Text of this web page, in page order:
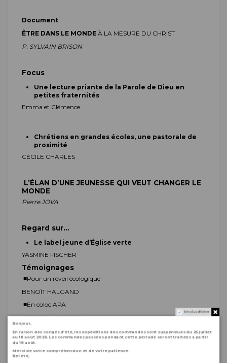
Document
ÊTRE DANS LE MONDE À LA MESURE DU CHRIST
P. SYLVAIN BRISON
Focus
Une lecture priante de la Parole de Dieu en
petites fraternités
Emma et Clémence
Chrétiens en grandes écoles, une pastorale de
proximité
CÉCILE CHARLES
L’ÉLAN D’UNE JEUNESSE QUI VEUT CHANGER LE
MONDE
Pierre JOVA
Regard sur…
Le label jeune d’Église verte
YASMINE FISCHER
Témoignages
■Pour un réveil écologique
BENOÎT HALGAND
■En coloc APA
MAXENCECOURAU
Ne plus afficher
Bonjour,
En raison des congés d’été, les expéditions des commandes sont suspendues du 25 juillet
au 18 août 2026. Les commandes passées pendant cette période seront traitées à partir
du 18 août.
Merci de votre compréhension et de votre patience.
Bel été,